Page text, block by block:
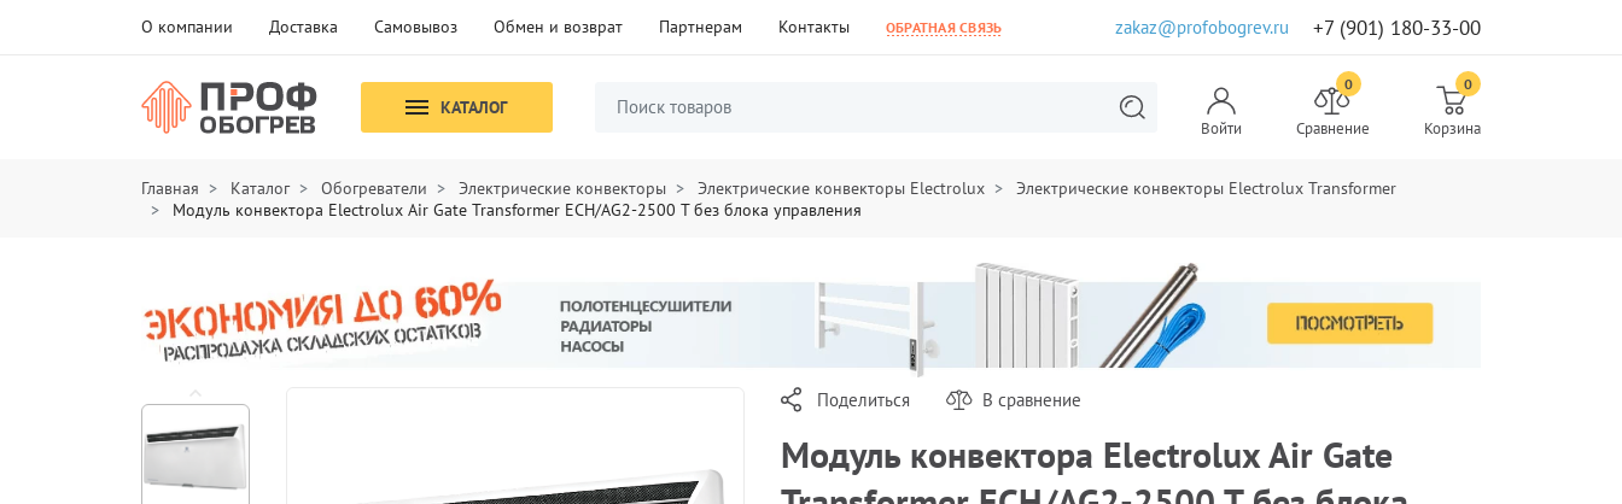
О компании Доставка Самовывоз Обмен и возврат Партнерам Контакты ОБРАТНАЯ СВЯЗЬ zakaz@profobogrev.ru +7 (901) 180-33-00
КАТАЛОГ
Войти
0
Сравнение
0
Корзина
Главная Каталог Обогреватели Электрические конвекторы Электрические конвекторы Electrolux
Электрические конвекторы Electrolux Transformer
Модуль конвектора Electrolux Air Gate Transformer ECH/AG2-2500 T без блока управления
Поделиться В сравнение
Модуль конвектора Electrolux Air Gate